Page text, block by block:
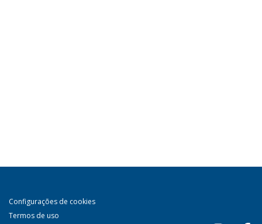
Configurações de cookies
Termos de uso